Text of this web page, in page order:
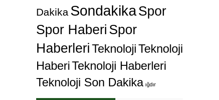
Dakika SondakikaSpor
Spor Haberi Spor
HaberleriTeknolojiTeknoloji
HaberiTeknoloji Haberleri
Teknoloji Son Dakika ığdır